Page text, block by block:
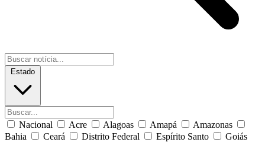
Estado
Nacional Acre Alagoas Amapá
Amazonas
Bahia
Ceará Distrito Federal Espírito Santo
Goiás